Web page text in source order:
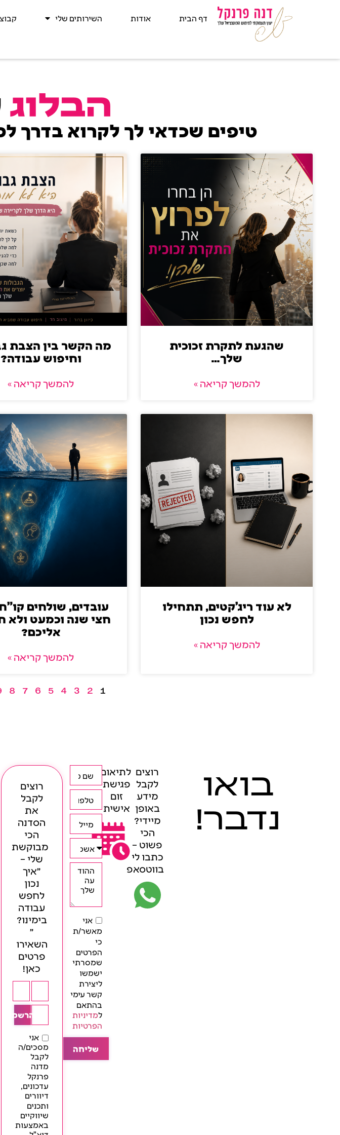
דף הבית אודות השירותים שלי
הבלוג
טיפים שכדאי לך לקרוא בדרך
שהגעת לתקרת זכוכית
שלך…
להמשך קריאה »
מה הקשר בין הצבת
וחיפוש עבודה?
להמשך קריאה »
לא עוד ריג'קטים, תתחילו
לחפש נכון
להמשך קריאה »
עובדים, שולחים
חצי שנה וכמעט ולא
אליכם?
להמשך קריאה »
1
2
3
4
5
6
7
8
בואו
נדבר!
רוצים
לקבל
מידע
באופן
מיידי?
הכי
פשוט –
כתבו לי
בווטסאפ
לתיאום
פגישת
זום
אישית
אני
מאשר/ת
כי
הפרטים
שמסרתי
ישמשו
ליצירת
קשר עימי
בהתאם
למדיניות
הפרטיות
שליחה
רוצים
לקבל
את
הסדנה
הכי
מבוקשת
שלי –
״איך
נכון
לחפש
עבודה
בימינו?
״
השאירו
פרטים
כאן!
אני
מסכים/ה
לקבל
מדנה
פרנקל
עדכונים,
דיוורים
ותכנים
שיווקיים
באמצעות
להרשמה